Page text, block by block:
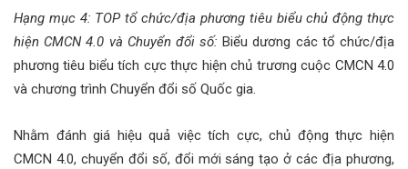
Hạng mục 4: TOP tổ chức/địa phương tiêu biểu chủ động thực
hiện CMCN 4.0 và Chuyển đổi số: Biểu dương các tổ chức/địa
phương tiêu biểu tích cực thực hiện chủ trương cuộc CMCN 4.0
và chương trình Chuyển đổi số Quốc gia.
Nhằm đánh giá hiệu quả việc tích cực, chủ động thực hiện
CMCN 4.0, chuyển đổi số, đổi mới sáng tạo ở các địa phương,